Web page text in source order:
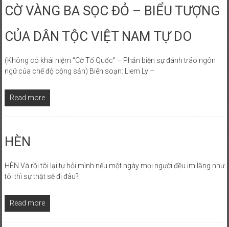
CỜ VÀNG BA SỌC ĐỎ – BIỂU TƯỢNG
CỦA DÂN TỘC VIỆT NAM TỰ DO
(Không có khái niệm “Cờ Tổ Quốc” – Phản biện sự đánh tráo ngôn
ngữ của chế độ cộng sản) Biên soạn: Liem Ly –
Read more
HÈN
HÈN Và rồi tôi lại tự hỏi mình nếu một ngày mọi người đều im lặng như
tôi thì sự thật sẽ đi đâu?
Read more